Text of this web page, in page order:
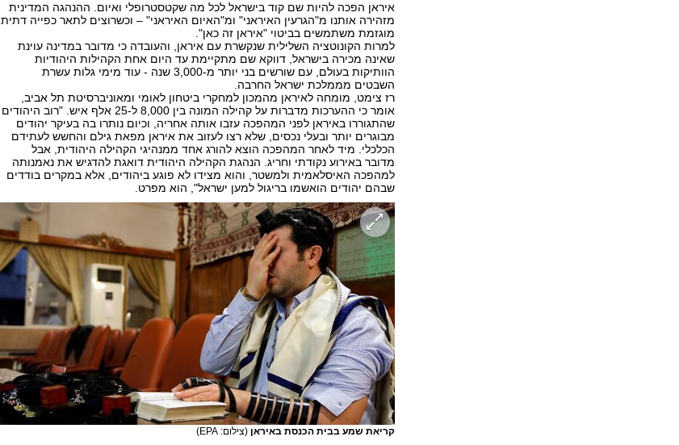
איראן הפכה להיות שם קוד בישראל לכל מה שקטסטרופלי ואיום. ההנהגה המדינית
מזהירה אותנו מ"הגרעין האיראני" ומ"האיום האיראני" – וכשרוצים לתאר כפייה דתית
מוגזמת משתמשים בביטוי "איראן זה כאן".
למרות הקונוטציה השלילית שנקשרת עם איראן, והעובדה כי מדובר במדינה עוינת
שאינה מכירה בישראל, דווקא שם מתקיימת עד היום אחת הקהילות היהודיות
הוותיקות בעולם, עם שורשים בני יותר מ-3,000 שנה - עוד מימי גלות עשרת
השבטים מממלכת ישראל החרבה.
רז צימט, מומחה לאיראן מהמכון למחקרי ביטחון לאומי ומאוניברסיטת תל אביב,
אומר כי ההערכות מדברות על קהילה המונה בין 8,000 ל-25 אלף איש. "רוב היהודים
שהתגוררו באיראן לפני המהפכה עזבו אותה אחריה, וכיום נותרו בה בעיקר יהודים
מבוגרים יותר ובעלי נכסים, שלא רצו לעזוב את איראן מפאת גילם והחשש לעתידם
הכלכלי. מיד לאחר המהפכה הוצא להורג אחד ממנהיגי הקהילה היהודית, אבל
מדובר באירוע נקודתי וחריג. הנהגת הקהילה היהודית דואגת להדגיש את נאמנותה
למהפכה האיסלאמית ולמשטר, והוא מצידו לא פוגע ביהודים, אלא במקרים בודדים
שבהם יהודים הואשמו בריגול למען ישראל", הוא מפרט.
קריאת שמע בבית הכנסת באיראן (צילום: EPA)